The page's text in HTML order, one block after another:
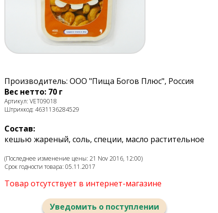
Производитель: ООО "Пища Богов Плюс", Россия
Вес нетто: 70 г
Артикул: VET09018
Штрихкод: 4631136284529
Состав:
кешью жареный, соль, специи, масло растительное
(Последнее изменение цены: 21 Nov 2016, 12:00)
Срок годности товара: 05.11.2017
Товар отсутствует в интернет-магазине
Уведомить о поступлении